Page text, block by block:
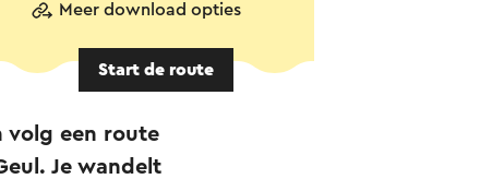
Meer download opties
Start de route
volg een route
Je wandelt